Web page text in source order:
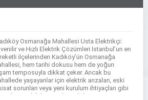
Osmanağa Mahallesi Usta Elektrikçi:
ve Hızlı Elektrik Çözümleri İstanbul’un en
ilçelerinden Kadıköy’ün Osmanağa
hem tarihi dokusu hem de yoğun
temposuyla dikkat çeker. Ancak bu
yaşayanlar için elektrik arızaları, eski
sorunları veya yeni kurulum ihtiyaçları gibi
günlük hayatı aksatabilen yaygın